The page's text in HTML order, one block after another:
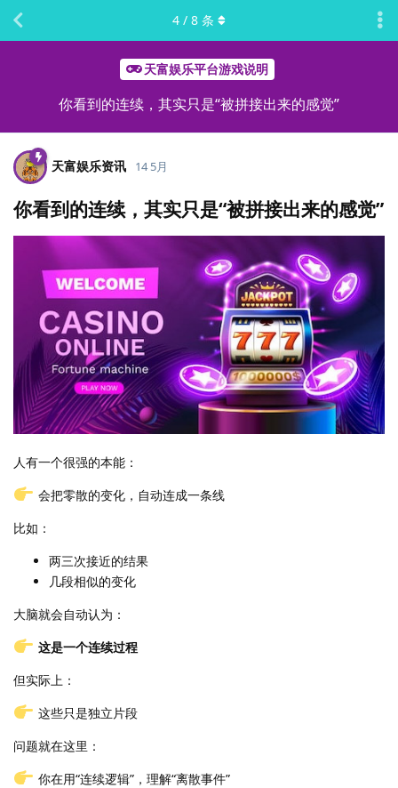
天富娱乐平台游戏说明
你看到的连续，其实只是“被拼接出来的感觉”
4 / 8 条
天富娱乐资讯 14 5月
你看到的连续，其实只是“被拼接出来的感觉”
人有一个很强的本能：
会把零散的变化，自动连成一条线
比如：
两三次接近的结果
几段相似的变化
大脑就会自动认为：
这是一个连续过程
但实际上：
这些只是独立片段
问题就在这里：
你在用“连续逻辑”，理解“离散事件”